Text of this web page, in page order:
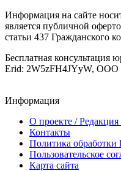
Информация на сайте
является публичной
статьи 437 Гражданского
Бесплатная консультация
Erid: 2W5zFH4JYyW, ООО
Информация
О проекте / Редакция
Контакты
Политика
Пользовательское
Карта сайта